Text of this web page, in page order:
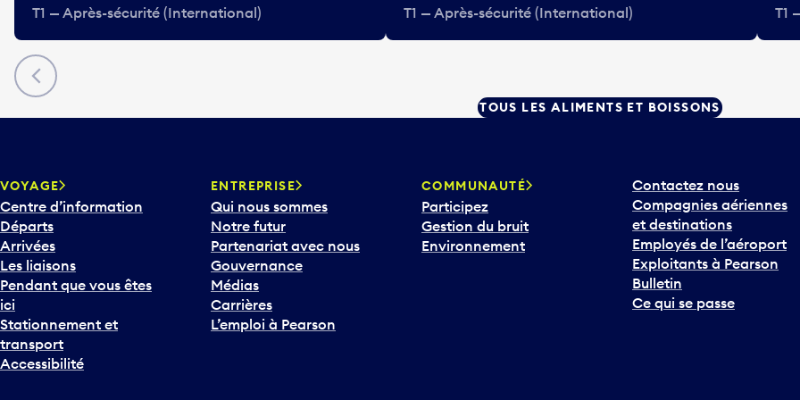
Précédent
T1 — Après-sécurité (International) T1 — Après-sécurité (International)
T1
TOUS LES ALIMENTS ET BOISSONS
VOYAGE
Centre d’information
Départs
Arrivées
Les liaisons
Pendant que vous êtes
ici
Stationnement et
transport
Accessibilité
ENTREPRISE
Qui nous sommes
Notre futur
Partenariat avec nous
Gouvernance
Médias
Carrières
L’emploi à Pearson
COMMUNAUTÉ
Participez
Gestion du bruit
Environnement
Contactez nous
Compagnies aériennes
et destinations
Employés de l’aéroport
Exploitants à Pearson
Bulletin
Ce qui se passe